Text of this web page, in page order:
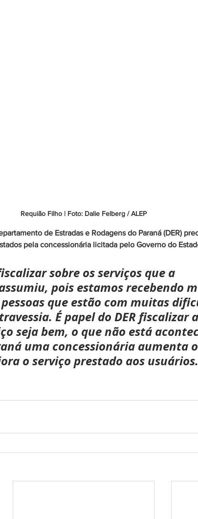
Requião Filho | Foto: Dalie Felberg / ALEP
de Estradas e Rodagens do Paraná (DER)
pela concessionária licitada pelo Governo do
sobre os serviços que a
pois estamos recebendo
que estão com muitas
É papel do DER fiscalizar
seja bem, o que não está
uma concessionária aumenta
o serviço prestado aos